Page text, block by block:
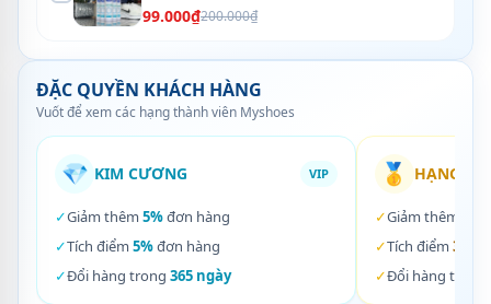
99.000₫200.000₫
ĐẶC QUYỀN KHÁCH HÀNG
Vuốt để xem các hạng thành viên Myshoes
💎 KIM CƯƠNG VIP
✓Giảm thêm 5%đơn hàng
✓Tích điểm 5%đơn hàng
✓Đổi hàng trong 365 ngày
🥇 HẠNG
✓Giảm thêm
✓Tích điểm 3%
✓Đổi hàng trong